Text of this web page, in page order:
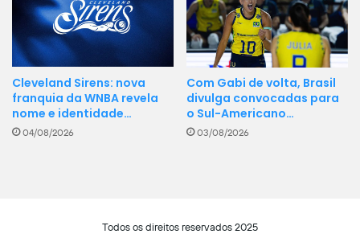
Cleveland Sirens: nova
franquia da WNBA revela
nome e identidade…
04/08/2026
Com Gabi de volta, Brasil
divulga convocadas para
o Sul-Americano…
03/08/2026
Todos os direitos reservados 2025